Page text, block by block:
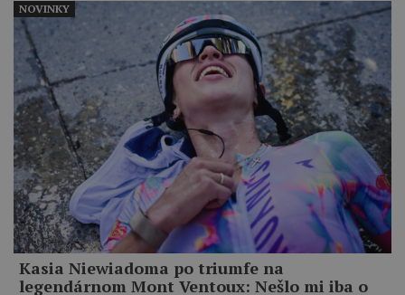
Kasia Niewiadoma po triumfe na
legendárnom Mont Ventoux: Nešlo mi iba o
NOVINKY